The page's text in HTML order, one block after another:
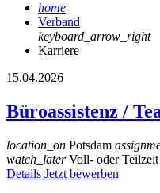
home
Verband
keyboard_arrow_right
Karriere
15.04.2026
Büroassistenz /
location_on Potsdam
watch_laterVoll- oder Teilzeit
Details Jetzt bewerben